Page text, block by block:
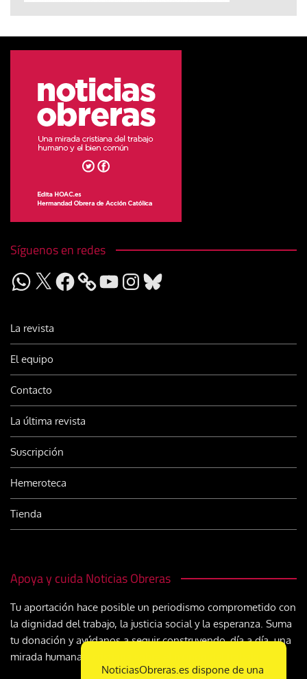
Síguenos en redes
WhatsApp
X Facebook YouTubeInstagram
Bluesky
La revista
El equipo
Contacto
La última revista
Suscripción
Hemeroteca
Tienda
Apoya y cuida Noticias Obreras
Tu aportación hace posible un periodismo comprometido con
la dignidad del trabajo, la justicia social y la esperanza. Suma
tu donación y ayúdanos a seguir construyendo, día a día, una
mirada humana y cristiana sobre el mundo del trabajo
NoticiasObreras.es dispone de una